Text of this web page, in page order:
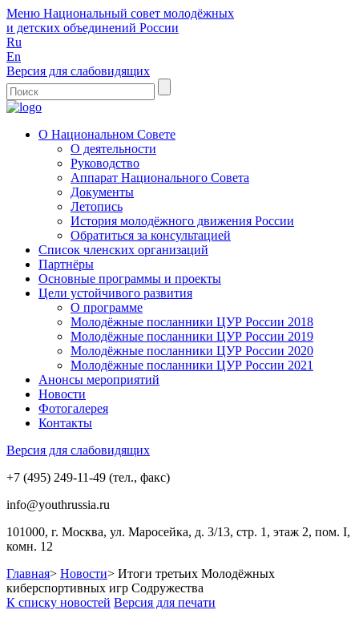
Меню Национальный совет молодёжных
и детских объединений России
Ru
En
Версия для слабовидящих
О Национальном Совете
О деятельности
Руководство
Аппарат Национального Совета
Документы
Летопись
История молодёжного движения России
Обратиться за консультацией
Список членских организаций
Партнёры
Основные программы и проекты
Цели устойчивого развития
О программе
Молодёжные посланники ЦУР России 2018
Молодёжные посланники ЦУР России 2019
Молодёжные посланники ЦУР России 2020
Молодёжные посланники ЦУР России 2021
Анонсы мероприятий
Новости
Фотогалерея
Контакты
Версия для слабовидящих
+7 (495) 249-11-49 (тел., факс)
info@youthrussia.ru
101000, г. Москва, ул. Маросейка, д. 3/13, стр. 1, этаж 2, пом. I,
комн. 12
Главная> Новости> Итоги третьих Молодёжных
киберспортивных игр Содружества
К списку новостей Версия для печати